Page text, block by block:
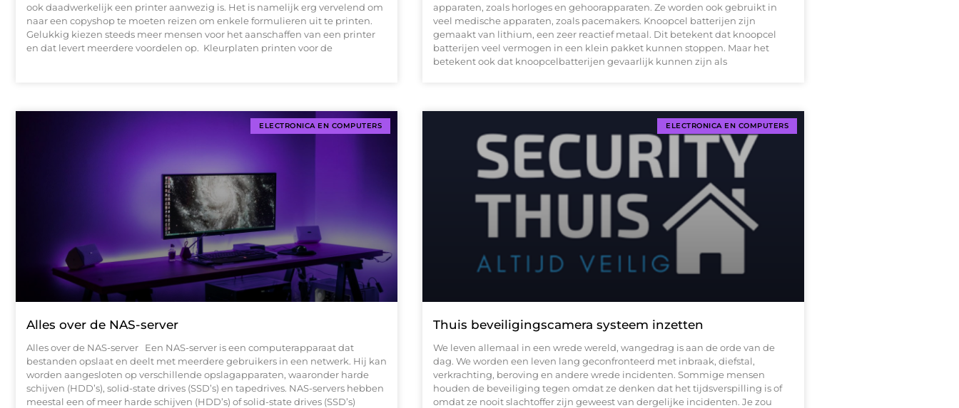
ook daadwerkelijk een printer aanwezig is. Het is namelijk erg vervelend om
naar een copyshop te moeten reizen om enkele formulieren uit te printen.
Gelukkig kiezen steeds meer mensen voor het aanschaffen van een printer
en dat levert meerdere voordelen op. Kleurplaten printen voor de
apparaten, zoals horloges en gehoorapparaten. Ze worden ook gebruikt in
veel medische apparaten, zoals pacemakers. Knoopcel batterijen zijn
gemaakt van lithium, een zeer reactief metaal. Dit betekent dat knoopcel
batterijen veel vermogen in een klein pakket kunnen stoppen. Maar het
betekent ook dat knoopcelbatterijen gevaarlijk kunnen zijn als
ELECTRONICA EN COMPUTERS
Alles over de NAS-server
Alles over de NAS-server Een NAS-server is een computerapparaat dat
bestanden opslaat en deelt met meerdere gebruikers in een netwerk. Hij kan
worden aangesloten op verschillende opslagapparaten, waaronder harde
schijven (HDD’s), solid-state drives (SSD’s) en tapedrives. NAS-servers hebben
meestal een of meer harde schijven (HDD’s) of solid-state drives (SSD’s)
ELECTRONICA EN COMPUTERS
Thuis beveiligingscamera systeem inzetten
We leven allemaal in een wrede wereld, wangedrag is aan de orde van de
dag. We worden een leven lang geconfronteerd met inbraak, diefstal,
verkrachting, beroving en andere wrede incidenten. Sommige mensen
houden de beveiliging tegen omdat ze denken dat het tijdsverspilling is of
omdat ze nooit slachtoffer zijn geweest van dergelijke incidenten. Je zou